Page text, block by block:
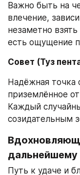
Важно быть на
влечение,
незаметно
есть ощущение
Совет (Туз
Надёжная точка
приземлённое
Каждый
созидательным
дальнейшему
Путь к удаче и